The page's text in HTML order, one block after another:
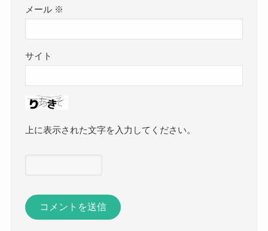
メール ※
サイト
上に表示された文字を入力してください。